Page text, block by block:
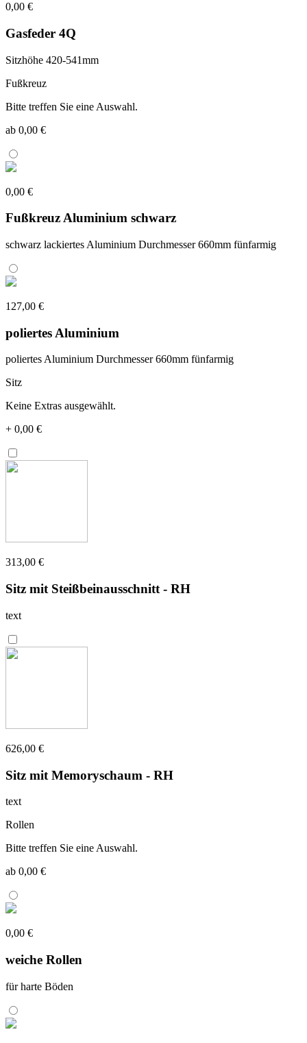
0,00 €
Gasfeder 4Q
Sitzhöhe 420-541mm
Fußkreuz
Bitte treffen Sie eine Auswahl.
ab 0,00 €
0,00 €
Fußkreuz Aluminium schwarz
schwarz lackiertes Aluminium Durchmesser 660mm fünfarmig
127,00 €
poliertes Aluminium
poliertes Aluminium Durchmesser 660mm fünfarmig
Sitz
Keine Extras ausgewählt.
+ 0,00 €
313,00 €
Sitz mit Steißbeinausschnitt - RH
text
626,00 €
Sitz mit Memoryschaum - RH
text
Rollen
Bitte treffen Sie eine Auswahl.
ab 0,00 €
0,00 €
weiche Rollen
für harte Böden